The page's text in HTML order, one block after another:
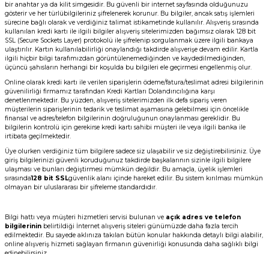
bir anahtar ya da kilit simgesidir. Bu güvenli bir internet sayfasında olduğunuzu
gösterir ve her türlübilgileriniz şifrelenerek korunur. Bu bilgiler, ancak satış işlemleri
sürecine bağlı olarak ve verdiğiniz talimat istikametinde kullanılır. Alışveriş sırasında
kullanılan kredi kartı ile ilgili bilgiler alışveriş sitelerimizden bağımsız olarak 128 bit
SSL (Secure Sockets Layer) protokolü ile şifrelenip sorgulanmak üzere ilgili bankaya
ulaştırılır. Kartın kullanılabilirliği onaylandığı takdirde alışverişe devam edilir. Kartla
ilgili hiçbir bilgi tarafımızdan görüntülenemediğinden ve kaydedilmediğinden,
üçüncü şahısların herhangi bir koşulda bu bilgileri ele geçirmesi engellenmiş olur.
Online olarak kredi kartı ile verilen siparişlerin ödeme/fatura/teslimat adresi bilgilerinin
güvenilirliği firmamız tarafından Kredi Kartları Dolandırıcılığına karşı
denetlenmektedir. Bu yüzden, alışveriş sitelerimizden ilk defa sipariş veren
müşterilerin siparişlerinin tedarik ve teslimat aşamasına gelebilmesi için öncelikle
finansal ve adres/telefon bilgilerinin doğruluğunun onaylanması gereklidir. Bu
bilgilerin kontrolü için gerekirse kredi kartı sahibi müşteri ile veya ilgili banka ile
irtibata geçilmektedir.
Üye olurken verdiğiniz tüm bilgilere sadece siz ulaşabilir ve siz değiştirebilirsiniz. Üye
giriş bilgilerinizi güvenli koruduğunuz takdirde başkalarının sizinle ilgili bilgilere
ulaşması ve bunları değiştirmesi mümkün değildir. Bu amaçla, üyelik işlemleri
sırasında128 bit SSLgüvenlik alanı içinde hareket edilir. Bu sistem kırılması mümkün
olmayan bir uluslararası bir şifreleme standardıdır.
Bilgi hattı veya müşteri hizmetleri servisi bulunan ve açık adres ve telefon
bilgilerinin belirtildiği İnternet alışveriş siteleri günümüzde daha fazla tercih
edilmektedir. Bu sayede aklınıza takılan bütün konular hakkında detaylı bilgi alabilir,
online alışveriş hizmeti sağlayan firmanın güvenirliği konusunda daha sağlıklı bilgi